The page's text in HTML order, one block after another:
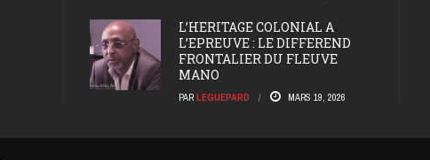
L’HERITAGE COLONIAL A
L’EPREUVE : LE DIFFEREND
FRONTALIER DU FLEUVE
MANO
PAR LEGUEPARD MARS 19, 2026